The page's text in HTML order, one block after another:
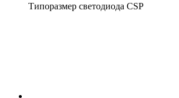
Типоразмер светодиода CSP